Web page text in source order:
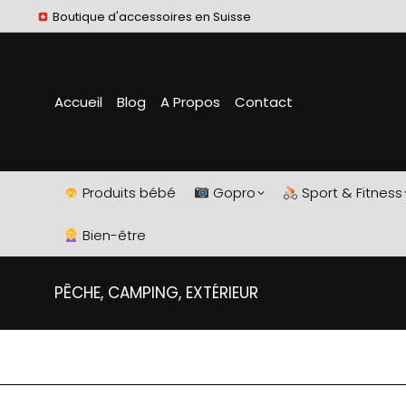
Boutique d'accessoires en Suisse
Accueil Blog A Propos Contact
Produits bébé Gopro Sport & Fitness
Bien-être
PÊCHE, CAMPING, EXTÉRIEUR